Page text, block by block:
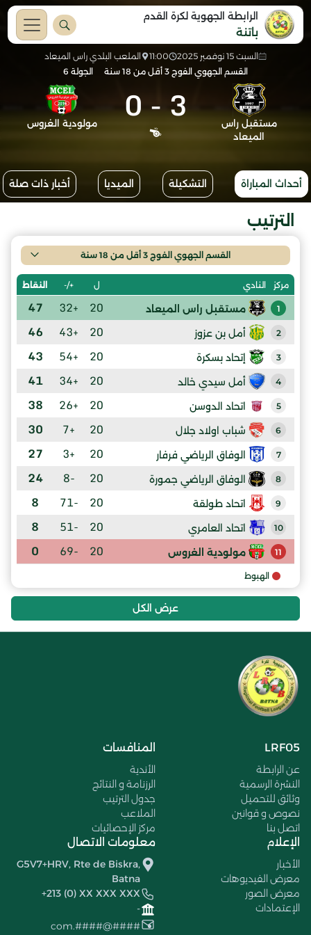
الرابطة الجهوية لكرة القدم
باتنة
السبت 15 نوفمبر 2025 11:00
الملعب البلدي راس الميعاد
القسم الجهوي الفوج 3 أقل من 18 سنة
الجولة 6
مستقبل راس
الميعاد
3
-
0 مولودية الغروس
أحداث المباراة التشكيلة الميديا أخبار ذات صلة
الترتيب
القسم الجهوي الفوج 3 أقل من 18 سنة
مركز النادي ل +/- النقاط
1 مستقبل راس الميعاد 20
+32
47
2 أمل بن عزوز 20
+43
46
3 إتحاد بسكرة 20
+54
43
4 أمل سيدي خالد 20
+34
41
5 اتحاد الدوسن 20
+26
38
6 شباب اولاد جلال 20
+7
30
7 الوفاق الرياضي فرفار 20
+3
27
8 الوفاق الرياضي جمورة 20
-8
24
9 اتحاد طولقة 20
-71
8
10 اتحاد العامري 20
-51
8
11 مولودية الغروس 20
-69
0
الهبوط
عرض الكل
LRF05
عن الرابطة
النشرة الرسمية
وثائق للتحميل
نصوص و قوانين
اتصل بنا
المنافسات
الأندية
الرزنامة و النتائج
جدول الترتيب
الملاعب
مركز الإحصائيات
الإعلام
الأخبار
معرض الفيديوهات
معرض الصور
الإعتمادات
معلومات الاتصال
G5V7+HRV, Rte de Biskra,
Batna
+213 (0) XX XXX XXX
-
####@####.com